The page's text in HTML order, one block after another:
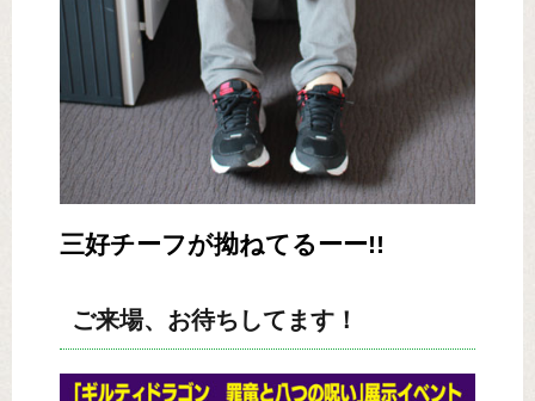
三好チーフが拗ねてるーー!!
ご来場、お待ちしてます！